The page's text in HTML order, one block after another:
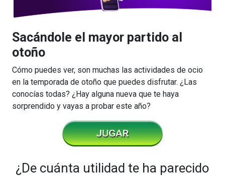
Sacándole el mayor partido al
otoño
Cómo puedes ver, son muchas las actividades de ocio
en la temporada de otoño que puedes disfrutar. ¿Las
conocías todas? ¿Hay alguna nueva que te haya
sorprendido y vayas a probar este año?
¿De cuánta utilidad te ha parecido